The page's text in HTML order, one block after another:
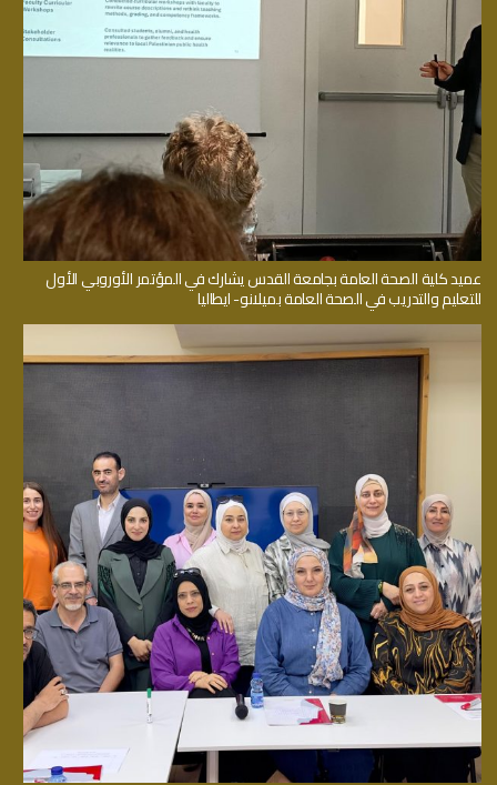
عميد كلية الصحة العامة بجامعة القدس يشارك في المؤتمر الأوروبي الأول
للتعليم والتدريب في الصحة العامة بميلانو- ايطاليا